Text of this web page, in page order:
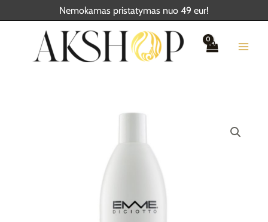
Nemokamas pristatymas nuo 49 eur!